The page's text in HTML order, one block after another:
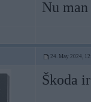
Nu
24. May 2024,
Škoda